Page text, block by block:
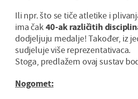
Ili npr. što se tiče atletike i
ima čak40-ak različitih
dodjeljuju medalje! Također, iz
sudjeluje više reprezentativaca.
Stoga, predlažem ovaj sustav
Nogomet: